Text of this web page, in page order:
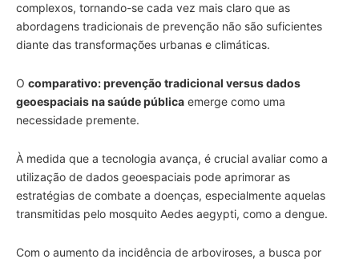
complexos, tornando-se cada vez mais claro que as
abordagens tradicionais de prevenção não são suficientes
diante das transformações urbanas e climáticas.
O comparativo: prevenção tradicional versus dados
geoespaciais na saúde pública emerge como uma
necessidade premente.
À medida que a tecnologia avança, é crucial avaliar como a
utilização de dados geoespaciais pode aprimorar as
estratégias de combate a doenças, especialmente aquelas
transmitidas pelo mosquito Aedes aegypti, como a dengue.
Com o aumento da incidência de arboviroses, a busca por